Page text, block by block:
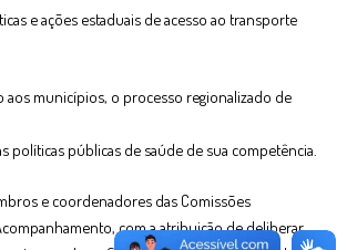
e ações estaduais de acesso ao transporte
aos municípios, o processo regionalizado de
políticas públicas de saúde de sua competência.
e coordenadores das Comissões
com a atribuição de deliberar